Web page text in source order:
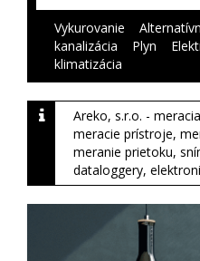
Vykurovanie
kanalizácia
Plyn
klimatizácia
Areko, s.r.o. -
meracie prístroje,
meranie prietoku,
dataloggery,